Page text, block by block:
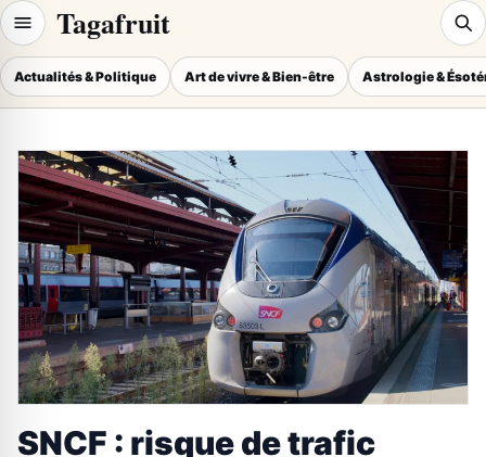
Tagafruit
Actualités & Politique Art de vivre & Bien-être Astrologie &
SNCF : risque de trafic